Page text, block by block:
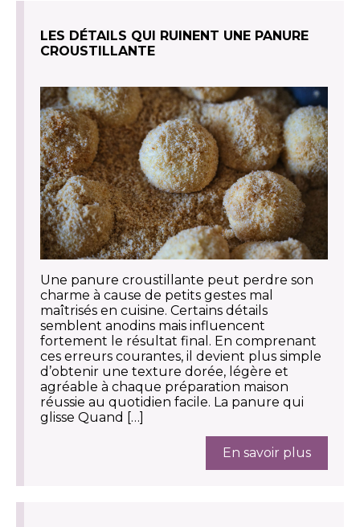
LES DÉTAILS QUI RUINENT UNE PANURE
CROUSTILLANTE
Une panure croustillante peut perdre son
charme à cause de petits gestes mal
maîtrisés en cuisine. Certains détails
semblent anodins mais influencent
fortement le résultat final. En comprenant
ces erreurs courantes, il devient plus simple
d’obtenir une texture dorée, légère et
agréable à chaque préparation maison
réussie au quotidien facile. La panure qui
glisse Quand […]
En savoir plus